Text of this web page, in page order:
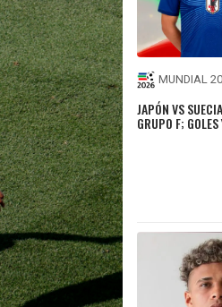
MUNDIAL
JAPÓN VS
GRUPO F;